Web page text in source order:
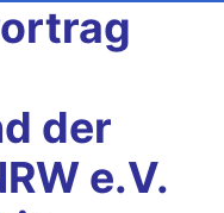
der
e.V.